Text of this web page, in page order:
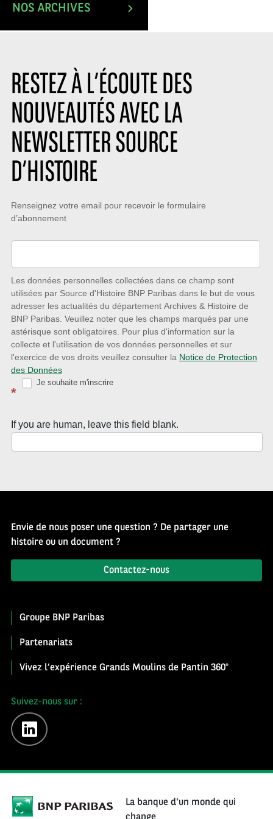
NOS ARCHIVES
RESTEZ À L’ÉCOUTE DES
NOUVEAUTÉS AVEC LA
NEWSLETTER SOURCE
D’HISTOIRE
Restez
à
l’écoute
nouveautés
avec
la
Newsletter
Source
d’Histoire
Renseignez votre email pour recevoir le formulaire
d’abonnement
Les données personnelles collectées dans ce champ sont
utilisées par Source d'Histoire BNP Paribas dans le but de vous
adresser les actualités du département Archives & Histoire de
BNP Paribas. Veuillez noter que les champs marqués par une
astérisque sont obligatoires. Pour plus d'information sur la
collecte et l'utilisation de vos données personnelles et sur
l'exercice de vos droits veuillez consulter la Notice de Protection
des Données
*
Je souhaite m'inscrire
If you are human, leave this field blank.
Envie de nous poser une question ? De partager une
histoire ou un document ?
Contactez-nous
Groupe BNP Paribas
Partenariats
Vivez l’expérience Grands Moulins de Pantin 360°
Suivez-nous sur :
linkedin
La banque d'un monde qui
change